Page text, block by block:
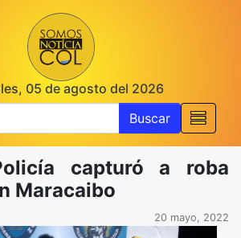
05 de agosto del 2026
Buscar
capturó a roba
Maracaibo
20 mayo, 2022